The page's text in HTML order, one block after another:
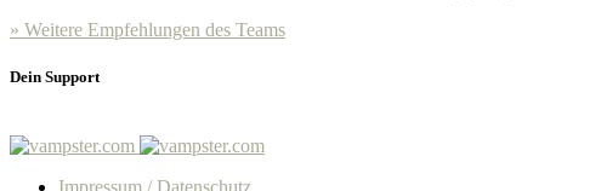
» Weitere Empfehlungen des Teams
Dein Support
Impressum / Datenschutz